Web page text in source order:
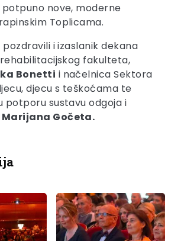
nove, moderne
Toplicama.
pozdravili i izaslanik dekana
fakulteta,
Bonetti i načelnica Sektora
djecu s teškoćama te
potporu sustavu odgoja i
Marijana Gočeta.